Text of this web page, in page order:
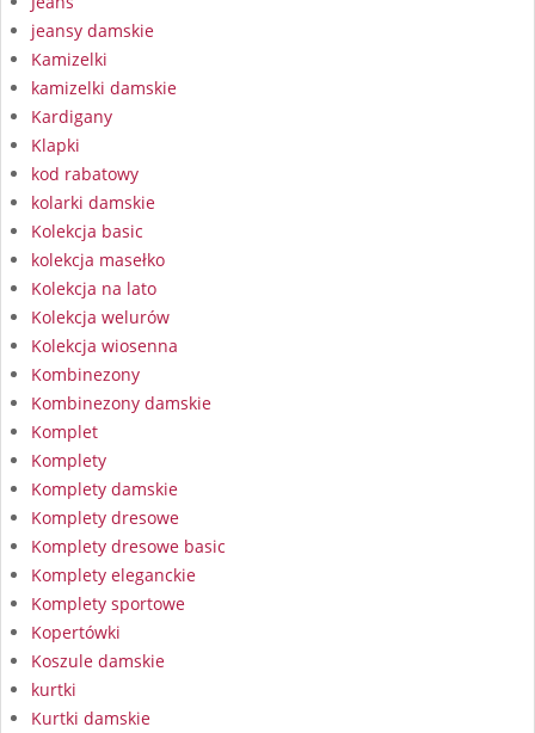
jeansy damskie
Kamizelki
kamizelki damskie
Kardigany
Klapki
kod rabatowy
kolarki damskie
Kolekcja basic
kolekcja masełko
Kolekcja na lato
Kolekcja welurów
Kolekcja wiosenna
Kombinezony
Kombinezony damskie
Komplet
Komplety
Komplety damskie
Komplety dresowe
Komplety dresowe basic
Komplety eleganckie
Komplety sportowe
Kopertówki
Koszule damskie
kurtki
Kurtki damskie